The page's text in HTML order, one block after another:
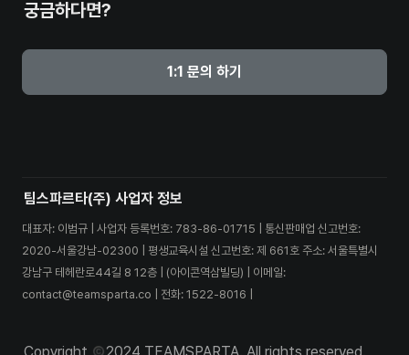
궁금하다면?
1:1 문의 하기
팀스파르타(주) 사업자 정보
대표자: 이범규 | 사업자 등록번호: 783-86-01715 | 통신판매업 신고번호:
2020-서울강남-02300 | 평생교육시설 신고번호: 제 661호 주소: 서울특별시
강남구 테헤란로44길 8 12층 | (아이콘역삼빌딩) | 이메일:
contact@teamsparta.co | 전화: 1522-8016 |